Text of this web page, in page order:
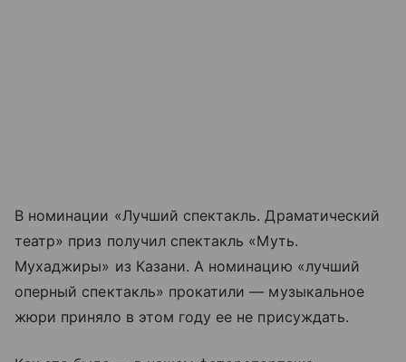
В номинации «Лучший спектакль. Драматический
театр» приз получил спектакль «Муть.
Мухаджиры» из Казани. А номинацию «лучший
оперный спектакль» прокатили — музыкальное
жюри приняло в этом году ее не присуждать.